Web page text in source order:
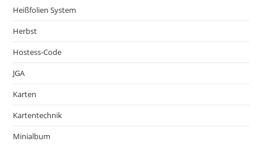
Heißfolien System
Herbst
Hostess-Code
JGA
Karten
Kartentechnik
Minialbum